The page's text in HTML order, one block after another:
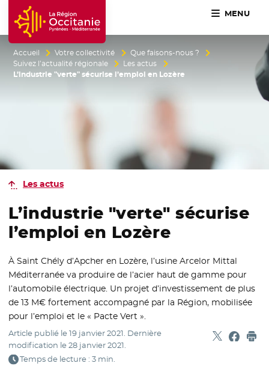
Accueil Région Occitanie / Pyrénées-Méditerranée
MENU
Accueil Votre collectivité
Que faisons-nous ?
Suivez l’actualité régionale
Les actus
L’industrie "verte" sécurise l’emploi en Lozère
Les actus
L’industrie "verte" sécurise
l’emploi en Lozère
À Saint Chély d’Apcher en Lozère, l’usine Arcelor Mittal
Méditerranée va produire de l’acier haut de gamme pour
l’automobile électrique. Un projet d’investissement de plus
de 13 M€ fortement accompagné par la Région, mobilisée
pour l’emploi et le « Pacte Vert ».
Article publié le19 janvier 2021. Dernière
modification le28 janvier 2021.
Temps de lecture : 3 min.
Partager
- Nouvelle
-